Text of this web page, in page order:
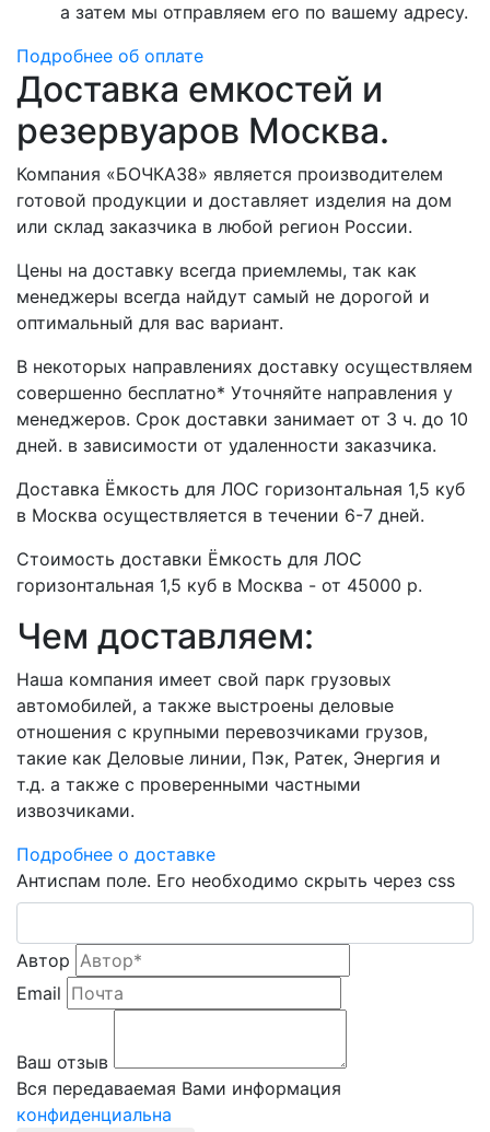
а затем мы отправляем его по вашему адресу.
Подробнее об оплате
Доставка емкостей и
резервуаров Москва.
Компания «БОЧКА38» является производителем
готовой продукции и доставляет изделия на дом
или склад заказчика в любой регион России.
Цены на доставку всегда приемлемы, так как
менеджеры всегда найдут самый не дорогой и
оптимальный для вас вариант.
В некоторых направлениях доставку осуществляем
совершенно бесплатно* Уточняйте направления у
менеджеров. Срок доставки занимает от 3 ч. до 10
дней. в зависимости от удаленности заказчика.
Доставка Ёмкость для ЛОС горизонтальная 1,5 куб
в Москва осуществляется в течении 6-7 дней.
Стоимость доставки Ёмкость для ЛОС
горизонтальная 1,5 куб в Москва - от 45000 р.
Чем доставляем:
Наша компания имеет свой парк грузовых
автомобилей, а также выстроены деловые
отношения с крупными перевозчиками грузов,
такие как Деловые линии, Пэк, Ратек, Энергия и
т.д. а также с проверенными частными
извозчиками.
Подробнее о доставке
Антиспам поле. Его необходимо скрыть через css
Автор
Email
Ваш отзыв
Вся передаваемая Вами информация
конфиденциальна